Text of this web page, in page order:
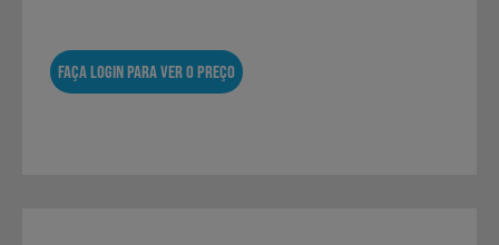
FAÇA LOGIN PARA VER O PREÇO